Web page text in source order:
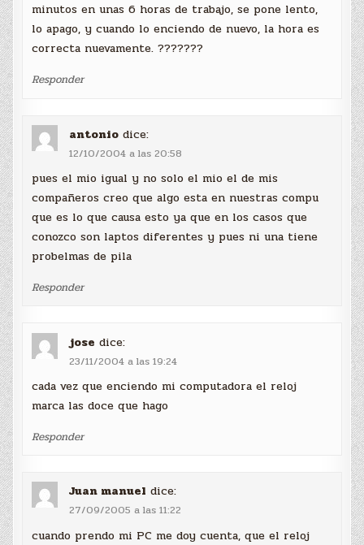
minutos en unas 6 horas de trabajo, se pone lento,
lo apago, y cuando lo enciendo de nuevo, la hora es
correcta nuevamente. ???????
Responder
antonio dice:
12/10/2004 a las 20:58
pues el mio igual y no solo el mio el de mis
compañeros creo que algo esta en nuestras compu
que es lo que causa esto ya que en los casos que
conozco son laptos diferentes y pues ni una tiene
probelmas de pila
Responder
jose dice:
23/11/2004 a las 19:24
cada vez que enciendo mi computadora el reloj
marca las doce que hago
Responder
Juan manuel dice:
27/09/2005 a las 11:22
cuando prendo mi PC me doy cuenta, que el reloj